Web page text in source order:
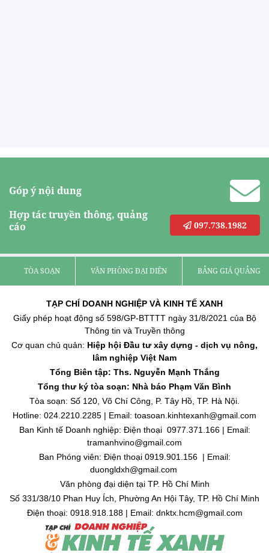
Góp ý nội dung
Hợp tác truyền thông, quảng
cáo
097.738.1982
TÒA SOẠN VĂN PHÒNG ĐẠI DIỆN BẢNG GIÁ QUẢNG
TẠP CHÍ DOANH NGHIỆP VÀ KINH TẾ XANH
Giấy phép hoạt động số 598/GP-BTTTT ngày 31/8/2021 của Bộ
Thông tin và Truyền thông
Cơ quan chủ quản: Hiệp hội Đầu tư xây dựng - dịch vụ nông,
lâm nghiệp Việt Nam
Tổng Biên tập: Ths. Nguyễn Mạnh Thắng
Tổng thư ký tòa soạn: Nhà báo Phạm Văn Bình
Tòa soạn: Số 120, Võ Chí Công, P. Tây Hồ, TP. Hà Nội.
Hotline: 024.2210.2285 | Email: toasoan.kinhtexanh@gmail.com
Ban Kinh tế Doanh nghiệp: Điện thoại 0977.371.166 | Email:
tramanhvino@gmail.com
Ban Phóng viên: Điện thoại 0919.901.156 | Email:
duongldxh@gmail.com
Văn phòng đại diện tại TP. Hồ Chí Minh
Số 331/38/10 Phan Huy Ích, Phường An Hội Tây, TP. Hồ Chí Minh
Điện thoại: 0918.918.188 | Email: dnktx.hcm@gmail.com